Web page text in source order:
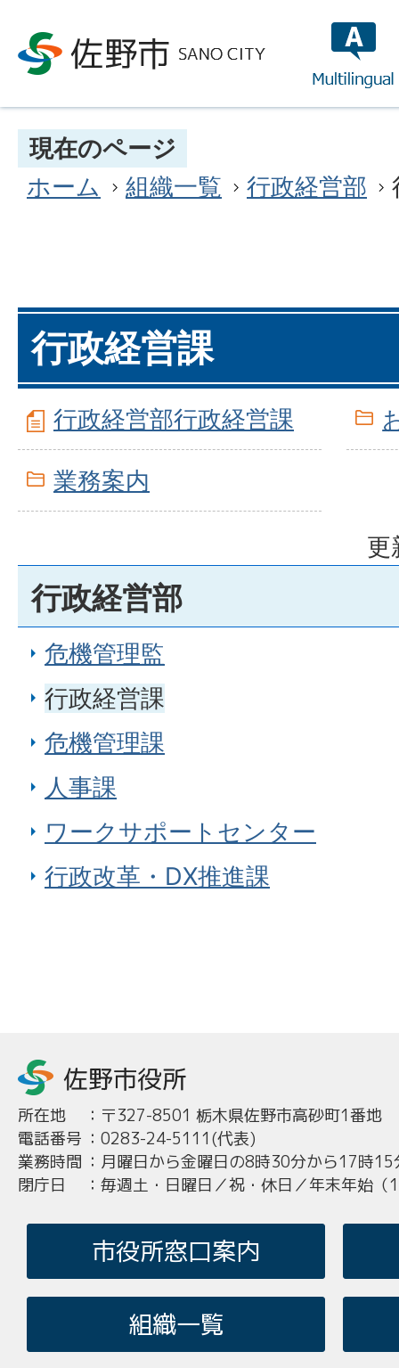
現在のページ
ホーム
組織一覧 行政経営部
行政経営課
行政経営部行政経営課
業務案内
更
行政経営部
危機管理監
行政経営課
危機管理課
人事課
ワークサポートセンター
行政改革・DX推進課
所在地 ： 〒327-8501 栃木県佐野市高砂町1番地
電話番号 ： 0283-24-5111(代表)
業務時間 ： 月曜日から金曜日の8時30分から17時15
閉庁日
： 毎週土・日曜日／祝・休日／年末年始
市役所窓口案内
組織一覧